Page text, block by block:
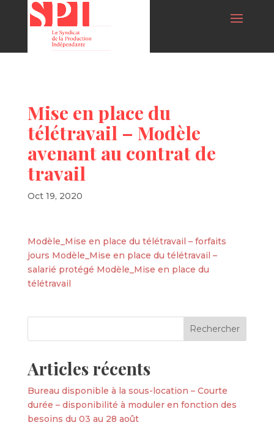
Mise en place du
télétravail – Modèle
avenant au contrat de
travail
Oct 19, 2020
Modèle_Mise en place du télétravail – forfaits
jours Modèle_Mise en place du télétravail –
salarié protégé Modèle_Mise en place du
télétravail
Articles récents
Bureau disponible à la sous-location – Courte
durée – disponibilité à moduler en fonction des
besoins du 03 au 28 août